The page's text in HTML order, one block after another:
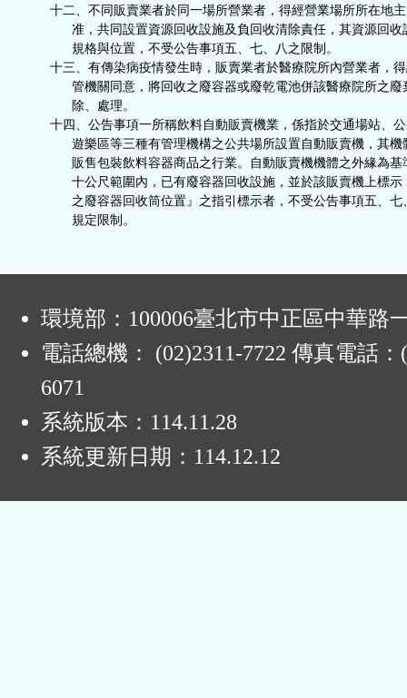
十二、不同販賣業者於同一場所營業者，得經營業場所所在地主
准，共同設置資源回收設施及負回收清除責任，其資源回收
規格與位置，不受公告事項五、七、八之限制。
十三、有傳染病疫情發生時，販賣業者於醫療院所內營業者，得
管機關同意，將回收之廢容器或廢乾電池併該醫療院所之廢
除、處理。
十四、公告事項一所稱飲料自動販賣機業，係指於交通場站、公
遊樂區等三種有管理機構之公共場所設置自動販賣機，其機
販售包裝飲料容器商品之行業。自動販賣機機體之外緣為基
十公尺範圍內，已有廢容器回收設施，並於該販賣機上標示
之廢容器回收筒位置』之指引標示者，不受公告事項五、七
規定限制。
環境部：100006臺北市中正區中華路
電話總機： (02)2311-7722 傳真電話：
6071
系統版本： 114.11.28
系統更新日期： 114.12.12